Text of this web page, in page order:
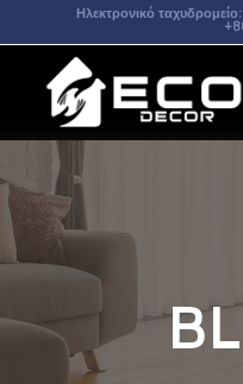
Ηλεκτρονικό ταχυδρομείο: